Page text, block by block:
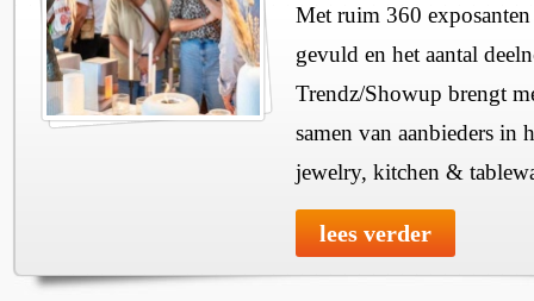
Met ruim 360
gevuld en het aantal
Trendz/Showup brengt
samen van aanbieders in
jewelry, kitchen &
lees verder